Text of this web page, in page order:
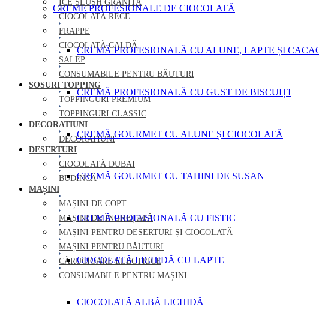
CREME PROFESIONALE DE CIOCOLATĂ
CREMĂ PROFESIONALĂ CU ALUNE, LAPTE ȘI
CREMĂ PROFESIONALĂ CU GUST DE BISCUIȚI
CREMĂ GOURMET CU ALUNE ȘI CIOCOLATĂ
CREMĂ GOURMET CU TAHINI DE SUSAN
CREMĂ PROFESIONALĂ CU FISTIC
CIOCOLATĂ LICHIDĂ CU LAPTE
CIOCOLATĂ ALBĂ LICHIDĂ
ICE SLUSH GRANITA
CIOCOLATĂ RECE
FRAPPE
CIOCOLATĂ CALDĂ
SALEP
CONSUMABILE PENTRU BĂUTURI
SOSURI TOPPING
TOPPINGURI PREMIUM
TOPPINGURI CLASSIC
DECORATIUNI
DECORATIUNI
DESERTURI
CIOCOLATĂ DUBAI
BUDINCĂ
MAȘINI
MAȘINI DE COPT
MAȘINI DE ÎNGHEȚATĂ
MAȘINI PENTRU DESERTURI ȘI CIOCOLATĂ
MAȘINI PENTRU BĂUTURI
CĂRUCIOARE ELECTRICE
CONSUMABILE PENTRU MAȘINI